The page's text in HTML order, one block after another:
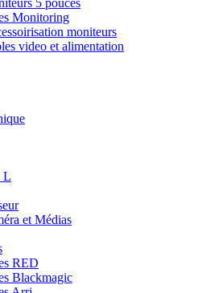
Monitoring
moniteurs
video et alimentation
L
et Médias
RED
Blackmagic